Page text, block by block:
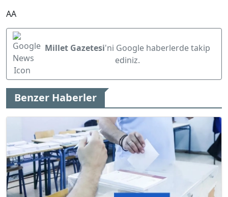
AA
Millet Gazetesi'ni Google haberlerde takip
ediniz.
Benzer Haberler